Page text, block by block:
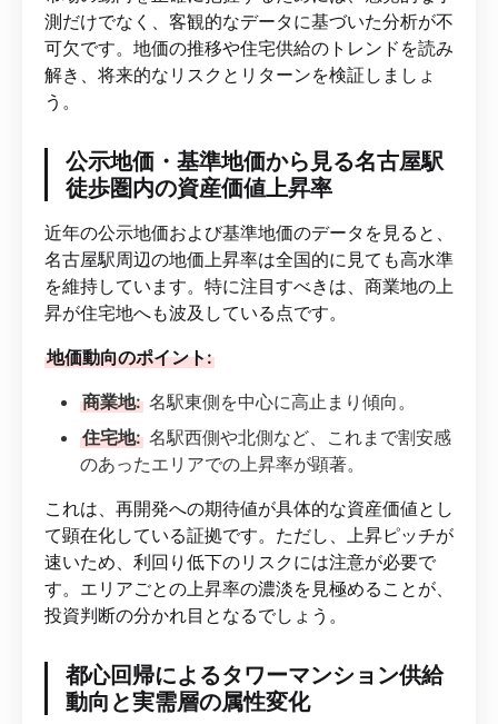
測だけでなく、客観的なデータに基づいた分析が不
可欠です。地価の推移や住宅供給のトレンドを読み
解き、将来的なリスクとリターンを検証しましょ
う。
公示地価・基準地価から見る名古屋駅
徒歩圏内の資産価値上昇率
近年の公示地価および基準地価のデータを見ると、
名古屋駅周辺の地価上昇率は全国的に見ても高水準
を維持しています。特に注目すべきは、商業地の上
昇が住宅地へも波及している点です。
地価動向のポイント:
商業地: 名駅東側を中心に高止まり傾向。
住宅地: 名駅西側や北側など、これまで割安感
のあったエリアでの上昇率が顕著。
これは、再開発への期待値が具体的な資産価値とし
て顕在化している証拠です。ただし、上昇ピッチが
速いため、利回り低下のリスクには注意が必要で
す。エリアごとの上昇率の濃淡を見極めることが、
投資判断の分かれ目となるでしょう。
都心回帰によるタワーマンション供給
動向と実需層の属性変化